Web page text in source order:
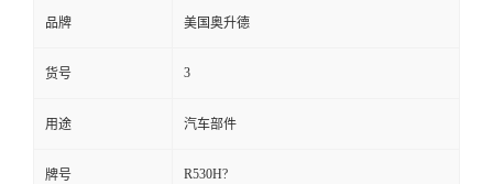
品牌 美国奥升德
货号 3
用途 汽车部件
牌号 R530H?